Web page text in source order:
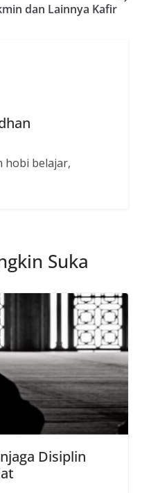
dan Lainnya Kafir
hobi belajar,
Suka
Disiplin